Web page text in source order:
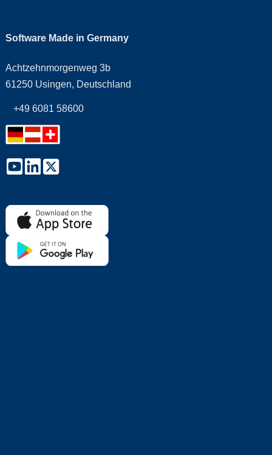
Software Made in Germany
Achtzehnmorgenweg 3b
61250 Usingen, Deutschland
+49 6081 58600